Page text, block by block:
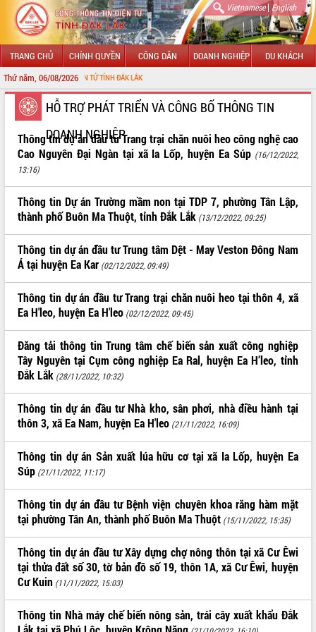
Vietnamese| English
TRANG CHỦ CHÍNH QUYỀN CÔNG DÂN DOANH NGHIỆP DU KHÁCH
Thứ năm, 06/08/2026
TIN ĐIỆN TỬ TỈNH ĐẮK LẮK
GIỚI THIỆU
LÃNH ĐẠO UBND TỈNH
TIN TỨC SỰ KIỆN
SỞ, BAN, NGÀNH
UBND CÁC XÃ, PHƯỜNG
THÔNG TIN CHỈ ĐẠO ĐIỀU HÀNH
VĂN BẢN HĐND TỈNH
QUY HOẠCH - KẾ HOẠCH
HỖ TRỢ PHÁT TRIỂN VÀ CÔNG BỐ THÔNG TIN
DOANH NGHIỆP
Thông tin dự án đầu tư Trang trại chăn nuôi heo công nghệ cao
Cao Nguyên Đại Ngàn tại xã Ia Lốp, huyện Ea Súp (16/12/2022,
13:16)
Thông tin Dự án Trường mầm non tại TDP 7, phường Tân Lập,
thành phố Buôn Ma Thuột, tỉnh Đắk Lắk (13/12/2022, 09:25)
Thông tin dự án đầu tư Trung tâm Dệt - May Veston Đông Nam
Á tại huyện Ea Kar (02/12/2022, 09:49)
Thông tin dự án đầu tư Trang trại chăn nuôi heo tại thôn 4, xã
Ea H'leo, huyện Ea H'leo (02/12/2022, 09:45)
Đăng tải thông tin Trung tâm chế biến sản xuất công nghiệp
Tây Nguyên tại Cụm công nghiệp Ea Ral, huyện Ea H’leo, tỉnh
Đắk Lắk (28/11/2022, 10:32)
Thông tin dự án đầu tư Nhà kho, sân phơi, nhà điều hành tại
thôn 3, xã Ea Nam, huyện Ea H'leo (21/11/2022, 16:09)
Thông tin dự án Sản xuất lúa hữu cơ tại xã Ia Lốp, huyện Ea
Súp (21/11/2022, 11:17)
Thông tin dự án đầu tư Bệnh viện chuyên khoa răng hàm mặt
tại phường Tân An, thành phố Buôn Ma Thuột (15/11/2022, 15:35)
Thông tin dự án đầu tư Xây dựng chợ nông thôn tại xã Cư Êwi
tại thửa đất số 30, tờ bản đồ số 19, thôn 1A, xã Cư Êwi, huyện
Cư Kuin (11/11/2022, 15:03)
Thông tin Nhà máy chế biến nông sản, trái cây xuất khẩu Đắk